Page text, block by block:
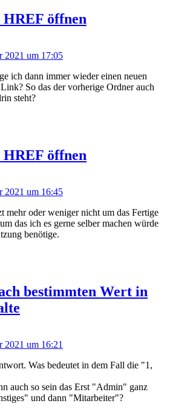
öffnen
2021 um 17:05
ich dann immer wieder einen neuen
So das der vorherige Ordner auch
steht?
öffnen
2021 um 16:45
mehr oder weniger nicht um das Fertige
das ich es gerne selber machen würde
benötige.
bestimmten Wert in
2021 um 16:21
Was bedeutet in dem Fall die "1,
auch so sein das Erst "Admin" ganz
und dann "Mitarbeiter"?